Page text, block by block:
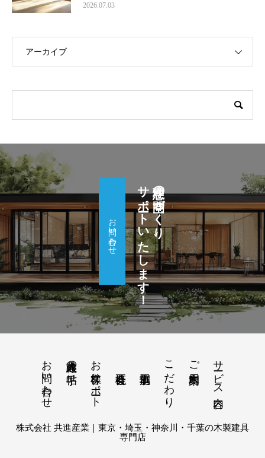
2026.07.03
アーカイブ
理想の空間づくり、
サポートいたします！
お問い合わせ
サービス内容
ご利用案内
こだわり
お客様サポート
建具職人の手帖
お問い合わせ
株式会社 共進産業｜東京・埼玉・神奈川・千葉の木製建具
専門店